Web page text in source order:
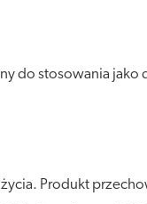
do stosowania jako
Produkt